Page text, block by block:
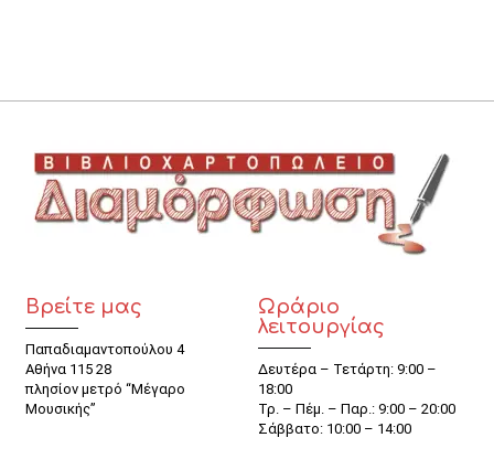
Βρείτε μας
Παπαδιαμαντοπούλου 4
Αθήνα 115 28
πλησίον μετρό “Μέγαρο
Μουσικής”
Ωράριο
λειτουργίας
Δευτέρα – Τετάρτη: 9:00 –
18:00
Τρ. – Πέμ. – Παρ.: 9:00 – 20:00
Σάββατο: 10:00 – 14:00